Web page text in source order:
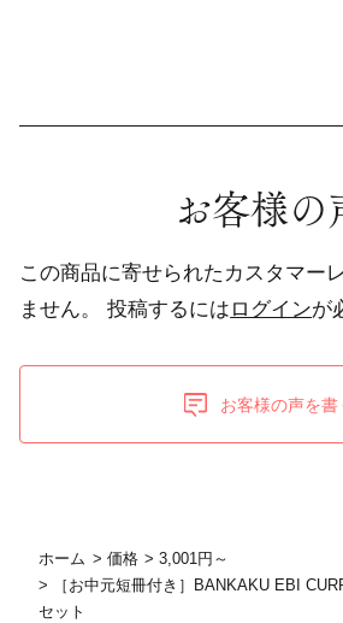
お客様の
この商品に寄せられたカスタマー
ません。
投稿するには ログインが
お客様の声を書
ホーム > 価格 >3,001円～
>
［お中元短冊付き］BANKAKU EBI
セット